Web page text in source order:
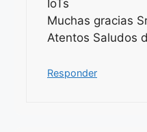
IoTs
Muchas gracias
Atentos Saludos
Responder